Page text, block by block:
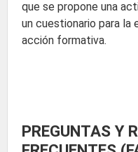
que se propone una
un cuestionario para la
acción formativa.
PREGUNTAS Y